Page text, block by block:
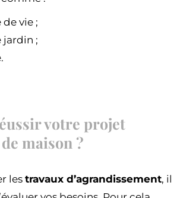
de vie ;
jardin ;
votre projet
maison ?
les travaux d’agrandissement, il